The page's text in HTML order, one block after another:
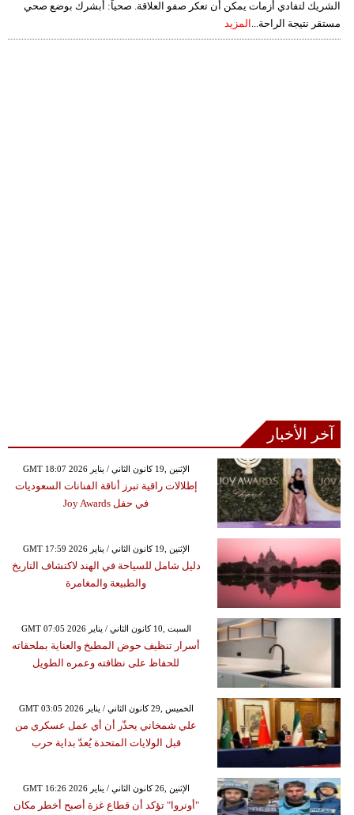
الشريك لتفادي أزمات يمكن أن تعكر صفو العلاقة. صحياً: أبشرك بوضع صحي
مستقر نتيجة الراحة... المزيد
آخر الأخبار
GMT 18:07 2026 الإثنين ,19 كانون الثاني / يناير
إطلالات راقية تبرز أناقة الفنانات السعوديات
في حفل Joy Awards
GMT 17:59 2026 الإثنين ,19 كانون الثاني / يناير
دليل شامل للسياحة في الهند لاكتشاف التاريخ
والطبيعة والمغامرة
GMT 07:05 2026 السبت ,10 كانون الثاني / يناير
أسرار تنظيف حوض المطبخ والعناية بملحقاته
للحفاظ على نظافته وعمره الطويل
GMT 03:05 2026 الخميس ,29 كانون الثاني / يناير
علي شمخاني يحذّر أن أي عمل عسكري من
قبل الولايات المتحدة يُعدّ بداية حرب
GMT 16:26 2026 الإثنين ,26 كانون الثاني / يناير
"أونروا" تؤكد أن قطاع غزة أصبح أخطر مكان